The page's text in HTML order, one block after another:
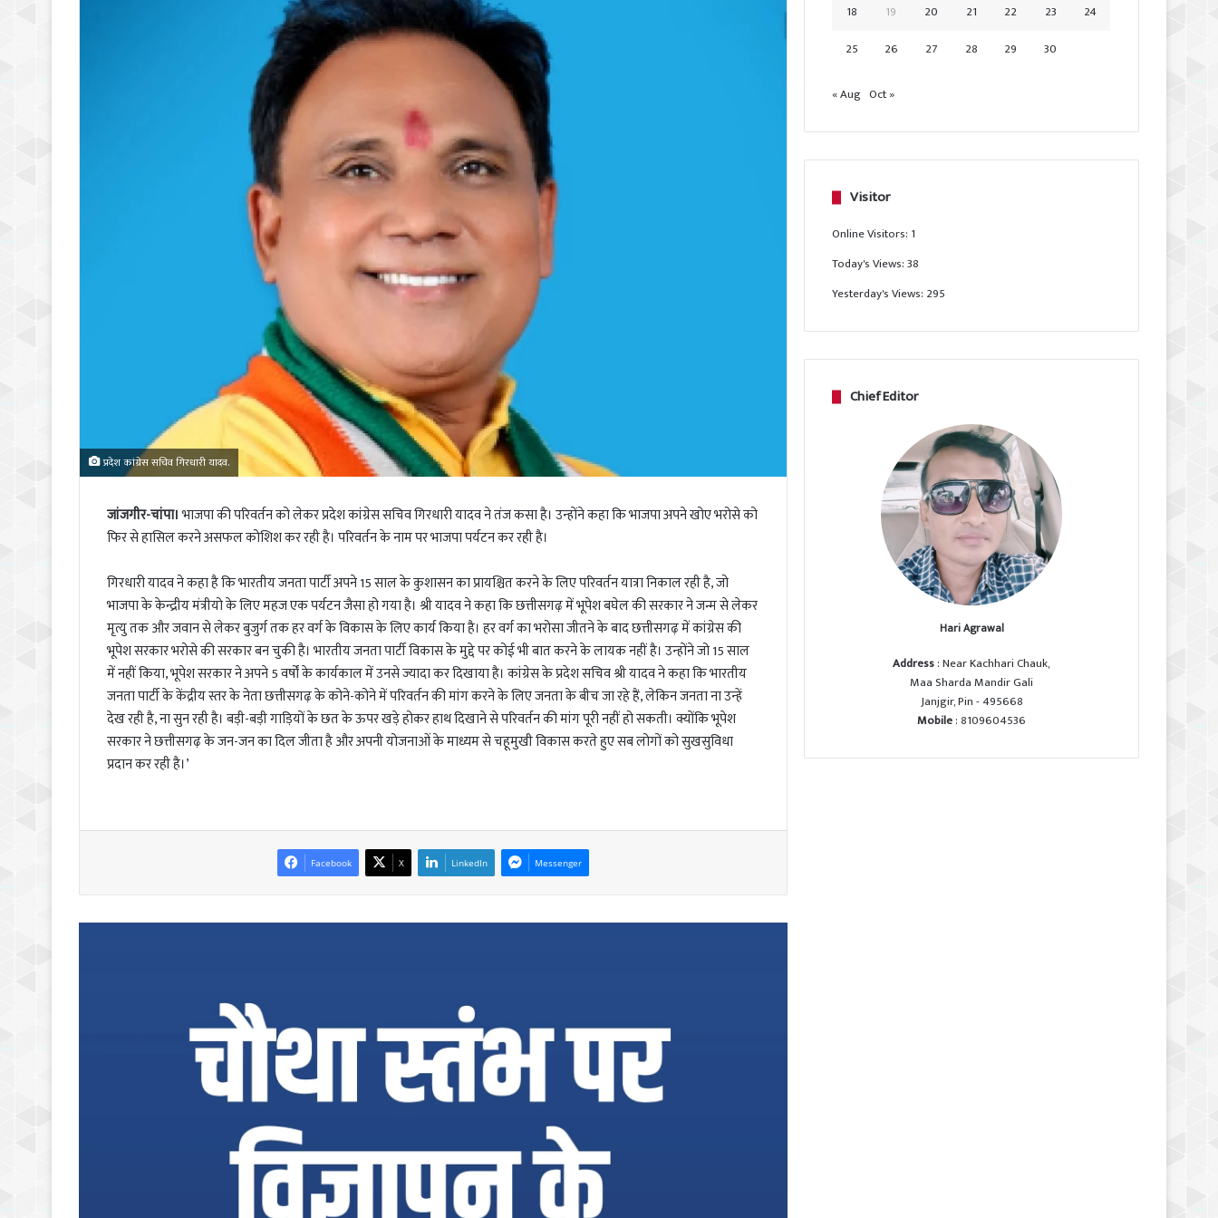
प्रदेश कांग्रेस सचिव गिरधारी यादव.
जांजगीर-चांपा। भाजपा की परिवर्तन को लेकर प्रदेश कांग्रेस सचिव गिरधारी यादव ने तंज कसा है। उन्होंने कहा कि भाजपा अपने खोए भरोसे को
फिर से हासिल करने असफल कोशिश कर रही है। परिवर्तन के नाम पर भाजपा पर्यटन कर रही है।
गिरधारी यादव ने कहा है कि भारतीय जनता पार्टी अपने 15 साल के कुशासन का प्रायश्चित करने के लिए परिवर्तन यात्रा निकाल रही है, जो
भाजपा के केन्द्रीय मंत्रीयो के लिए महज एक पर्यटन जैसा हो गया है। श्री यादव ने कहा कि छत्तीसगढ़ में भूपेश बघेल की सरकार ने जन्म से लेकर
मृत्यु तक और जवान से लेकर बुजुर्ग तक हर वर्ग के विकास के लिए कार्य किया है। हर वर्ग का भरोसा जीतने के बाद छत्तीसगढ़ में कांग्रेस की
भूपेश सरकार भरोसे की सरकार बन चुकी है। भारतीय जनता पार्टी विकास के मुद्दे पर कोई भी बात करने के लायक नहीं है। उन्होंने जो 15 साल
में नहीं किया, भूपेश सरकार ने अपने 5 वर्षों के कार्यकाल में उनसे ज्यादा कर दिखाया है। कांग्रेस के प्रदेश सचिव श्री यादव ने कहा कि भारतीय
जनता पार्टी के केंद्रीय स्तर के नेता छत्तीसगढ़ के कोने-कोने में परिवर्तन की मांग करने के लिए जनता के बीच जा रहे हैं, लेकिन जनता ना उन्हें
देख रही है, ना सुन रही है। बड़ी-बड़ी गाड़ियों के छत के ऊपर खड़े होकर हाथ दिखाने से परिवर्तन की मांग पूरी नहीं हो सकती। क्योंकि भूपेश
सरकार ने छत्तीसगढ़ के जन-जन का दिल जीता है और अपनी योजनाओं के माध्यम से चहूमुखी विकास करते हुए सब लोगों को सुखसुविधा
प्रदान कर रही है।’
Facebook X LinkedIn Messenger
18 19 20 21 22 23
24
25
26 27 28 29 30
« Aug Oct »
Visitor
Online Visitors: 1
Today's Views:38
Yesterday's Views: 295
Chief Editor
Hari Agrawal
Address: Near Kachhari Chauk,
Maa Sharda Mandir Gali
Janjgir, Pin - 495668
Mobile: 8109604536